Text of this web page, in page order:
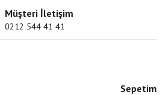
Müşteri İletişim
0212 544 41 41
Sepetim